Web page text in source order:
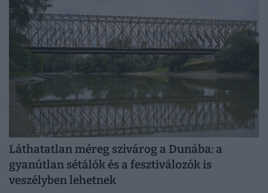
Láthatatlan méreg szivárog a Dunába: a
gyanútlan sétálók és a fesztiválozók is
veszélyben lehetnek